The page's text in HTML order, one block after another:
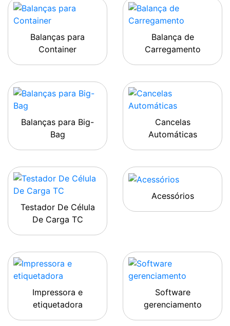
Balanças para
Container
Balança de
Carregamento
Balanças para Big-
Bag
Cancelas
Automáticas
Testador De Célula
De Carga TC
Acessórios
Impressora e
etiquetadora
Software
gerenciamento